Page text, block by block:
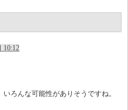
10:12
ろんな可能性がありそうですね。